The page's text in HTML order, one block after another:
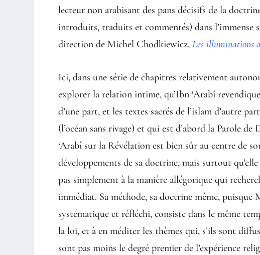
lecteur non arabisant des pans décisifs de la
introduits, traduits et commentés) dans l’immense
direction de Michel Chodkiewicz,Les illuminations
Ici, dans une série de chapitres relativement
explorer la relation intime, qu’Ibn ‘Arabî
d’une part, et les textes sacrés de l’islam d’autre
(l’océan sans rivage) et qui est d’abord la Parole
‘Arabî sur la Révélation est bien sûr au centre de
développements de sa doctrine, mais surtout
pas simplement à la manière allégorique qui
immédiat. Sa méthode, sa doctrine même,
systématique et réfléchi, consiste dans le même
la loi, et à en méditer les thèmes qui, s’ils sont
sont pas moins le degré premier de l’expérience